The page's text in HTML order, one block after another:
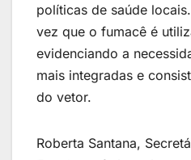
políticas de saúde
vez que o fumacê é
evidenciando a
mais integradas e
do vetor.
Roberta Santana,